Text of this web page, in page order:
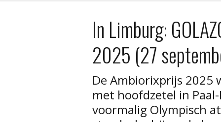
In Limburg:
2025 (27
De Ambiorixprijs 2025
met hoofdzetel in
voormalig Olympisch